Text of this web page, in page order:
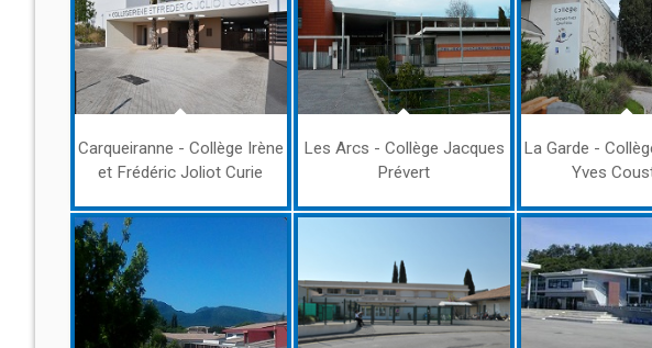
Carqueiranne - Collège Irène
et Frédéric Joliot Curie
Les Arcs - Collège Jacques
Prévert
La Garde -
Yves